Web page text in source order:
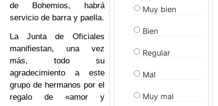
de Bohemios, habrá
servicio de barra y paella.
La Junta de Oficiales
manifiestan, una vez
más, todo su
agradecimiento a este
grupo de hermanos por el
regalo de «amor y
Muy bien
Bien
Regular
Mal
Muy mal